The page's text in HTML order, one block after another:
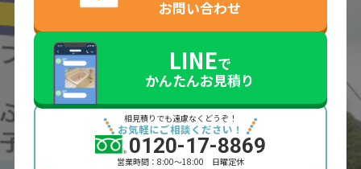
お問い合わせ
LINEで
かんたんお見積り
相見積りでも遠慮なくどうぞ！
お気軽にご相談ください！
0120-17-8869
営業時間：8:00～18:00 日曜定休